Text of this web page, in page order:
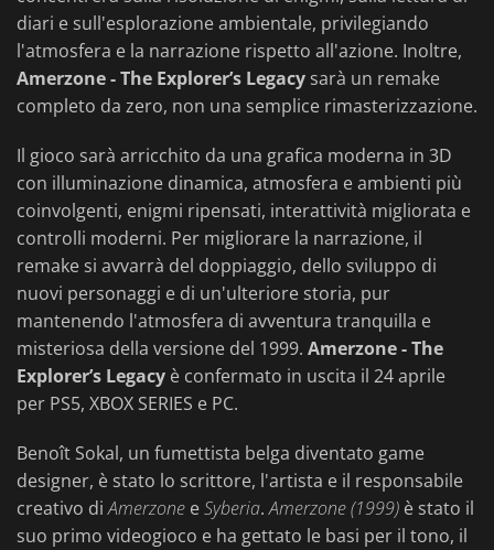
diari e sull'esplorazione ambientale, privilegiando
l'atmosfera e la narrazione rispetto all'azione. Inoltre,
Amerzone - The Explorer’s Legacy sarà un remake
completo da zero, non una semplice rimasterizzazione.
Il gioco sarà arricchito da una grafica moderna in 3D
con illuminazione dinamica, atmosfera e ambienti più
coinvolgenti, enigmi ripensati, interattività migliorata e
controlli moderni. Per migliorare la narrazione, il
remake si avvarrà del doppiaggio, dello sviluppo di
nuovi personaggi e di un'ulteriore storia, pur
mantenendo l'atmosfera di avventura tranquilla e
misteriosa della versione del 1999. Amerzone - The
Explorer’s Legacy è confermato in uscita il 24 aprile
per PS5, XBOX SERIES e PC.
Benoît Sokal, un fumettista belga diventato game
designer, è stato lo scrittore, l'artista e il responsabile
creativo diAmerzone eSyberia.Amerzone (1999) è stato il
suo primo videogioco e ha gettato le basi per il tono, il